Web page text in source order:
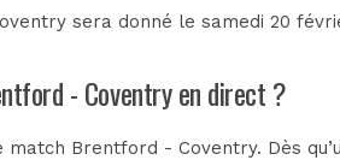
sera donné le samedi 20
- Coventry en direct ?
Brentford - Coventry. Dès